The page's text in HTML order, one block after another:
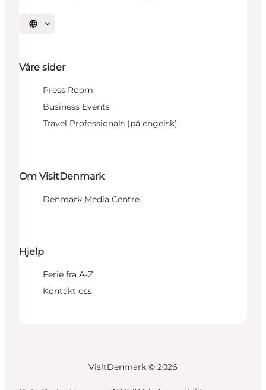
Velg språk
Våre sider
Press Room
Business Events
Travel Professionals (på engelsk)
Om VisitDenmark
Denmark Media Centre
Hjelp
Ferie fra A-Z
Kontakt oss
VisitDenmark © 2026